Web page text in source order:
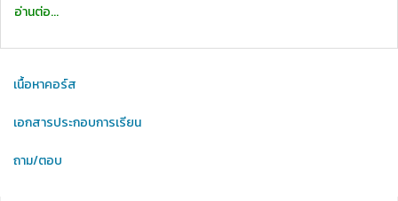
อ่านต่อ...
เนื้อหาคอร์ส
เอกสารประกอบการเรียน
ถาม/ตอบ